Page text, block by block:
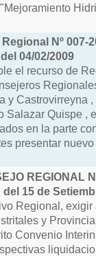
Nº 007-
04/02/2009
el recurso de
y Castrovirreyna
Salazar Quispe ,
en la parte
presentar
REGIONAL
15 de
Regional, exigir
y
Convenio